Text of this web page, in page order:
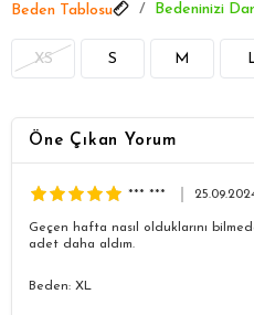
Beden Tablosu Bedeninizi
XS S M
Öne Çıkan Yorum
*** ***
Geçen hafta nasıl olduklarını
adet daha aldım.
Beden: XL